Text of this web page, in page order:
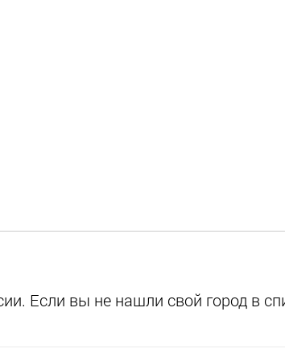
Если вы не нашли свой город в